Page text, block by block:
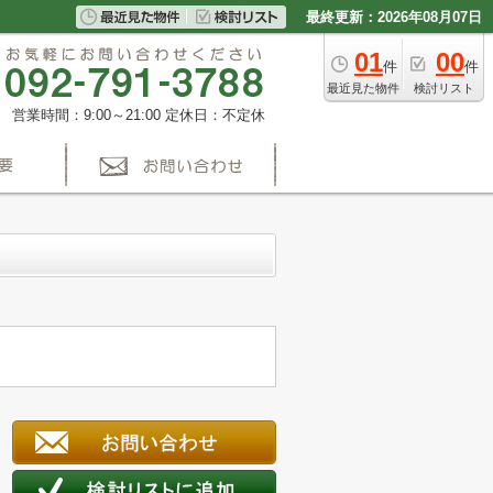
最終更新：2026年08月07日
01件
最近見た物件
00件
検討リスト
営業時間：9:00～21:00 定休日：不定休